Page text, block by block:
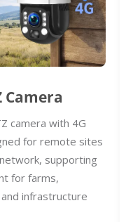
Camera
camera with 4G
for remote sites
supporting
for farms,
infrastructure